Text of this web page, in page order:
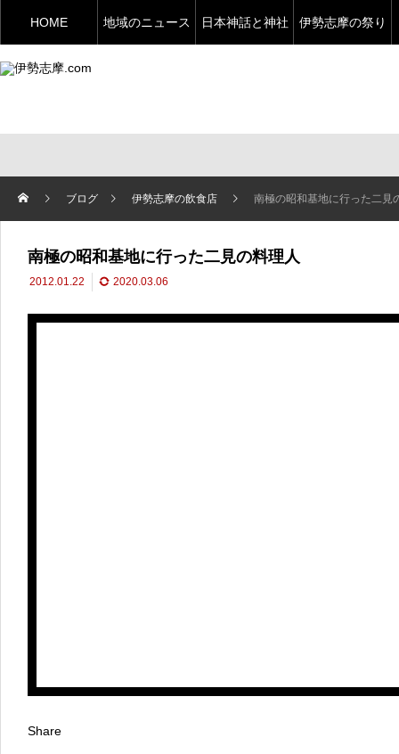
HOME 地域のニュース 日本神話と神社 伊勢志摩の祭り
ブログ 伊勢志摩の飲食店 南極の昭和基地に行った二見
南極の昭和基地に行った二見の料理人
2012.01.22 2020.03.06
Share